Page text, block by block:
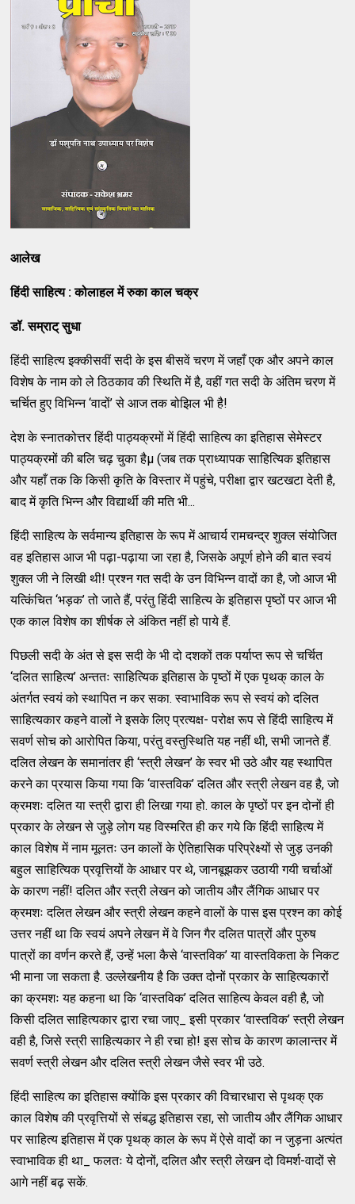
आलेख
हिंदी साहित्य : कोलाहल में रुका काल चक्र
डॉ. सम्राट् सुधा
हिंदी साहित्य इक्कीसवीं सदी के इस बीसवें चरण में जहाँ एक और अपने काल
विशेष के नाम को ले ठिठकाव की स्थिति में है, वहीं गत सदी के अंतिम चरण में
चर्चित हुए विभिन्न ‘वादों’ से आज तक बोझिल भी है!
देश के स्नातकोत्तर हिंदी पाठ्यक्रमों में हिंदी साहित्य का इतिहास सेमेस्टर
पाठ्यक्रमों की बलि चढ़ चुका हैµ (जब तक प्राध्यापक साहित्यिक इतिहास
और यहाँ तक कि किसी कृति के विस्तार में पहुंचे, परीक्षा द्वार खटखटा देती है,
बाद में कृति भिन्न और विद्यार्थी की मति भी...
हिंदी साहित्य के सर्वमान्य इतिहास के रूप में आचार्य रामचन्द्र शुक्ल संयोजित
वह इतिहास आज भी पढ़ा-पढ़ाया जा रहा है, जिसके अपूर्ण होने की बात स्वयं
शुक्ल जी ने लिखी थी! प्रश्न गत सदी के उन विभिन्न वादों का है, जो आज भी
यत्किंचित ‘भड़क’ तो जाते हैं, परंतु हिंदी साहित्य के इतिहास पृष्ठों पर आज भी
एक काल विशेष का शीर्षक ले अंकित नहीं हो पाये हैं.
पिछली सदी के अंत से इस सदी के भी दो दशकों तक पर्याप्त रूप से चर्चित
‘दलित साहित्य’ अन्ततः साहित्यिक इतिहास के पृष्ठों में एक पृथक् काल के
अंतर्गत स्वयं को स्थापित न कर सका. स्वाभाविक रूप से स्वयं को दलित
साहित्यकार कहने वालों ने इसके लिए प्रत्यक्ष- परोक्ष रूप से हिंदी साहित्य में
सवर्ण सोच को आरोपित किया, परंतु वस्तुस्थिति यह नहीं थी, सभी जानते हैं.
दलित लेखन के समानांतर ही ‘स्त्री लेखन’ के स्वर भी उठे और यह स्थापित
करने का प्रयास किया गया कि ‘वास्तविक’ दलित और स्त्री लेखन वह है, जो
क्रमशः दलित या स्त्री द्वारा ही लिखा गया हो. काल के पृष्ठों पर इन दोनों ही
प्रकार के लेखन से जुड़े लोग यह विस्मरित ही कर गये कि हिंदी साहित्य में
काल विशेष में नाम मूलतः उन कालों के ऐतिहासिक परिप्रेक्ष्यों से जुड़ उनकी
बहुल साहित्यिक प्रवृत्तियों के आधार पर थे, जानबूझकर उठायी गयी चर्चाओं
के कारण नहीं! दलित और स्त्री लेखन को जातीय और लैंगिक आधार पर
क्रमशः दलित लेखन और स्त्री लेखन कहने वालों के पास इस प्रश्न का कोई
उत्तर नहीं था कि स्वयं अपने लेखन में वे जिन गैर दलित पात्रों और पुरुष
पात्रों का वर्णन करते हैं, उन्हें भला कैसे ‘वास्तविक’ या वास्तविकता के निकट
भी माना जा सकता है. उल्लेखनीय है कि उक्त दोनों प्रकार के साहित्यकारों
का क्रमशः यह कहना था कि ‘वास्तविक’ दलित साहित्य केवल वही है, जो
किसी दलित साहित्यकार द्वारा रचा जाए_ इसी प्रकार ‘वास्तविक’ स्त्री लेखन
वही है, जिसे स्त्री साहित्यकार ने ही रचा हो! इस सोच के कारण कालान्तर में
सवर्ण स्त्री लेखन और दलित स्त्री लेखन जैसे स्वर भी उठे.
हिंदी साहित्य का इतिहास क्योंकि इस प्रकार की विचारधारा से पृथक् एक
काल विशेष की प्रवृत्तियों से संबद्ध इतिहास रहा, सो जातीय और लैंगिक आधार
पर साहित्य इतिहास में एक पृथक् काल के रूप में ऐसे वादों का न जुड़ना अत्यंत
स्वाभाविक ही था_ फलतः ये दोनों, दलित और स्त्री लेखन दो विमर्श-वादों से
आगे नहीं बढ़ सकें.